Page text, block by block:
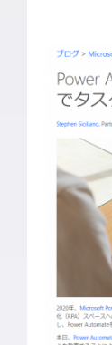
BLOG
CASE
SDGs